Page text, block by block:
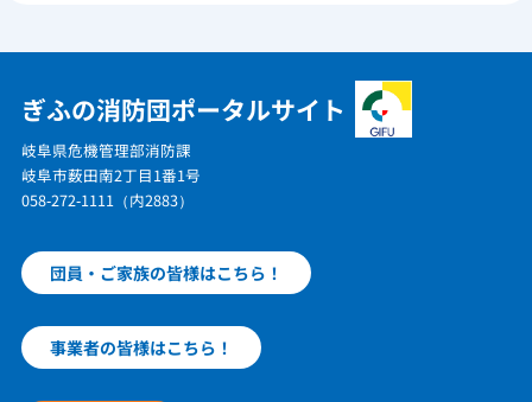
ぎふの消防団ポータルサイト
岐阜県危機管理部消防課
岐阜市薮田南2丁目1番1号
058-272-1111（内2883）
団員・ご家族の皆様はこちら！
事業者の皆様はこちら！